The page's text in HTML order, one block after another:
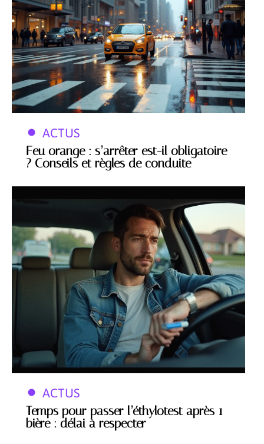
ACTUS
Feu orange : s’arrêter est-il obligatoire
? Conseils et règles de conduite
ACTUS
Temps pour passer l’éthylotest après 1
bière : délai à respecter